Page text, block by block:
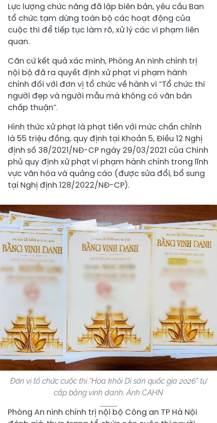
Lực lượng chức năng đã lập biên bản, yêu cầu Ban
tổ chức tạm dừng toàn bộ các hoạt động của
cuộc thi để tiếp tục làm rõ, xử lý các vi phạm liên
quan.
Căn cứ kết quả xác minh, Phòng An ninh chính trị
nội bộ đã ra quyết định xử phạt vi phạm hành
chính đối với đơn vị tổ chức về hành vi “Tổ chức thi
người đẹp và người mẫu mà không có văn bản
chấp thuận”.
Hình thức xử phạt là phạt tiền với mức chấn chỉnh
là 55 triệu đồng, quy định tại Khoản 5, Điều 12 Nghị
định số 38/2021/NĐ-CP ngày 29/03/2021 của Chính
phủ quy định xử phạt vi phạm hành chính trong lĩnh
vực văn hóa và quảng cáo (được sửa đổi, bổ sung
tại Nghị định 128/2022/NĐ-CP).
Đơn vị tổ chức cuộc thi “Hoa khôi Di sản quốc gia 2026” tự
cấp bằng vinh danh. Ảnh CAHN
Phòng An ninh chính trị nội bộ Công an TP Hà Nội